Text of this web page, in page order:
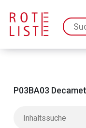
P03BA03